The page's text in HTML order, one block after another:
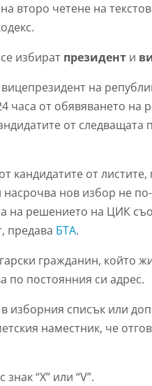
второ четене на
избират президент и
на
часа от обявяването на
от следващата
кандидатите от
нов избор не
на решението на ЦИК
предава БТА.
гражданин, който
по постоянния си адрес.
списък или
наместник, че
знак “Х” или “V”.